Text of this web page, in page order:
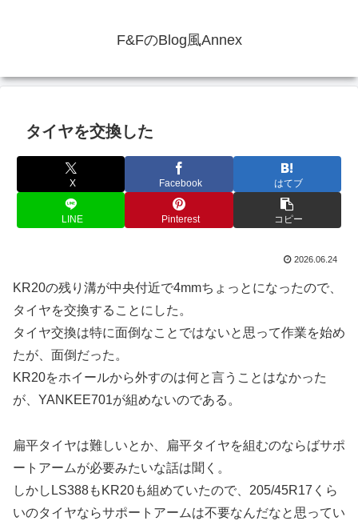
F&FのBlog風Annex
タイヤを交換した
X Facebook はてブ
LINE Pinterest コピー
2026.06.24
KR20の残り溝が中央付近で4mmちょっとになったので、
タイヤを交換することにした。
タイヤ交換は特に面倒なことではないと思って作業を始め
たが、面倒だった。
KR20をホイールから外すのは何と言うことはなかった
が、YANKEE701が組めないのである。
扁平タイヤは難しいとか、扁平タイヤを組むのならばサポ
ートアームが必要みたいな話は聞く。
しかしLS388もKR20も組めていたので、205/45R17くら
いのタイヤならサポートアームは不要なんだなと思ってい